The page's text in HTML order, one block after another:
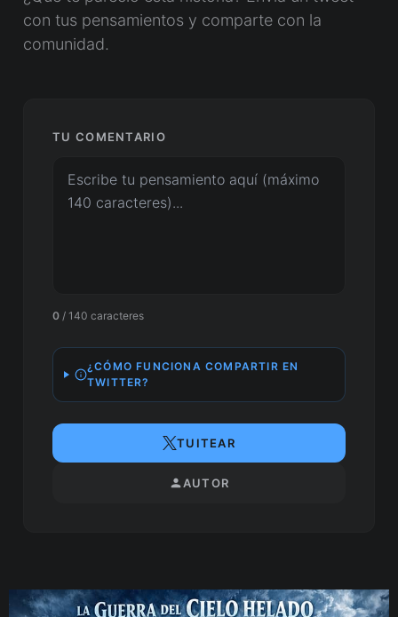
con tus pensamientos y comparte con la
comunidad.
TU COMENTARIO
0 / 140 caracteres
¿CÓMO FUNCIONA COMPARTIR EN
TWITTER?
TUITEAR
AUTOR